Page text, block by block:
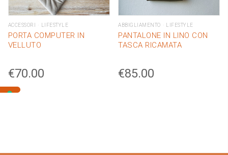
ACCESSORI LIFESTYLE
PORTA COMPUTER IN
VELLUTO
€70.00
ABBIGLIAMENTO LIFESTYLE
PANTALONE IN LINO CON
TASCA RICAMATA
€85.00